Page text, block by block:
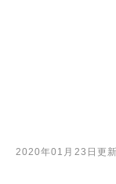
2020年01月23日更新